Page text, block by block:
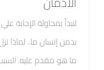
لنبدأ بمحاولة الإجابة
يدمن إنسان ما..
ما هو مقدم عليه.